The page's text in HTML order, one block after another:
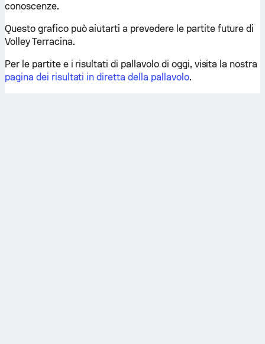
conoscenze.
Questo grafico può aiutarti a prevedere le partite future di
Volley Terracina.
Per le partite e i risultati di pallavolo di oggi, visita la nostra
pagina dei risultati in diretta della pallavolo.